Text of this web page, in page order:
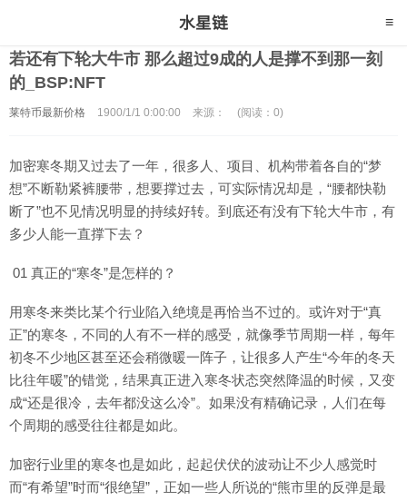
若还有下轮大牛市 那么超过9成的人是撑不到那一刻
的_BSP:NFT
莱特币最新价格 1900/1/1 0:00:00 来源： (阅读：0)
加密寒冬期又过去了一年，很多人、项目、机构带着各自的“梦
想”不断勒紧裤腰带，想要撑过去，可实际情况却是，“腰都快勒
断了”也不见情况明显的持续好转。到底还有没有下轮大牛市，有
多少人能一直撑下去？
01 真正的“寒冬”是怎样的？
用寒冬来类比某个行业陷入绝境是再恰当不过的。或许对于“真
正”的寒冬，不同的人有不一样的感受，就像季节周期一样，每年
初冬不少地区甚至还会稍微暖一阵子，让很多人产生“今年的冬天
比往年暖”的错觉，结果真正进入寒冬状态突然降温的时候，又变
成“还是很冷，去年都没这么冷”。如果没有精确记录，人们在每
个周期的感受往往都是如此。
加密行业里的寒冬也是如此，起起伏伏的波动让不少人感觉时
而“有希望”时而“很绝望”，正如一些人所说的“熊市里的反弹是最